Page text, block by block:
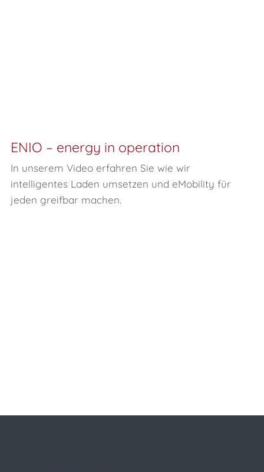
ENIO – energy in operation
In unserem Video erfahren Sie wie wir
intelligentes Laden umsetzen und eMobility für
jeden greifbar machen.